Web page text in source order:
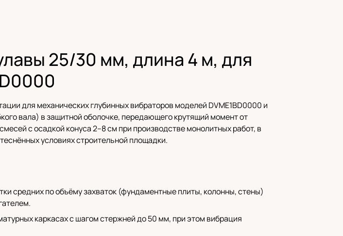
25/30 мм, длина 4 м, для
для механических глубинных вибраторов моделей DVME1BD0000 и
вала) в защитной оболочке, передающего крутящий момент от
с осадкой конуса 2–8 см при производстве монолитных работ, в
условиях строительной площадки.
средних по объёму захваток (фундаментные плиты, колонны, стены)
каркасах с шагом стержней до 50 мм, при этом вибрация